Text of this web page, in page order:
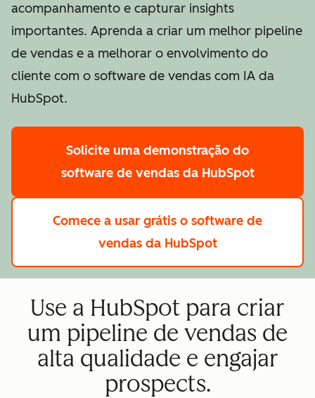
acompanhamento e capturar insights
importantes. Aprenda a criar um melhor pipeline
de vendas e a melhorar o envolvimento do
cliente com o software de vendas com IA da
HubSpot.
Solicite uma demonstração do
software de vendas da HubSpot
Comece a usar grátis o software de
vendas da HubSpot
Use a HubSpot para criar
um pipeline de vendas de
alta qualidade e engajar
prospects.